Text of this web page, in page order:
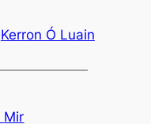
Kerron Ó Luain
Mir